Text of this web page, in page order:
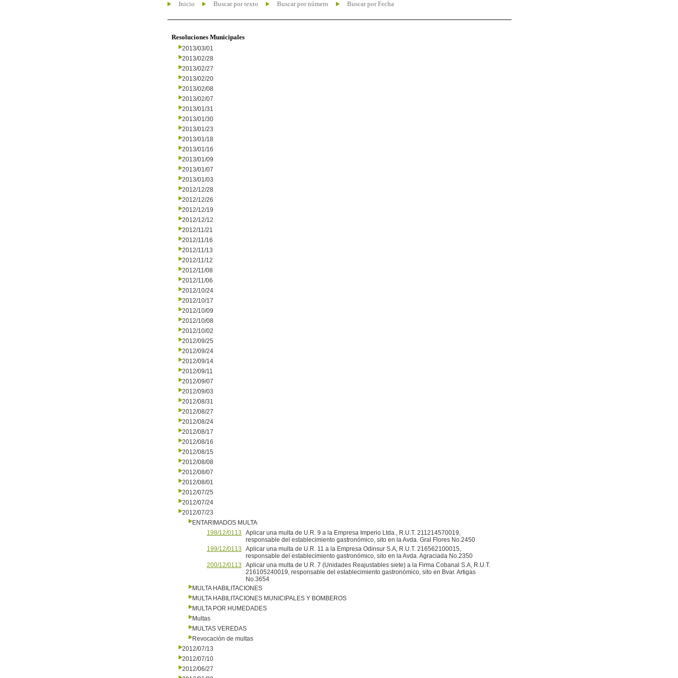
Inicio Buscar por texto Buscar por número Buscar por Fecha
Resoluciones Municipales
2013/03/01
2013/02/28
2013/02/27
2013/02/20
2013/02/08
2013/02/07
2013/01/31
2013/01/30
2013/01/23
2013/01/18
2013/01/16
2013/01/09
2013/01/07
2013/01/03
2012/12/28
2012/12/26
2012/12/19
2012/12/12
2012/11/21
2012/11/16
2012/11/13
2012/11/12
2012/11/08
2012/11/06
2012/10/24
2012/10/17
2012/10/09
2012/10/08
2012/10/02
2012/09/25
2012/09/24
2012/09/14
2012/09/11
2012/09/07
2012/09/03
2012/08/31
2012/08/27
2012/08/24
2012/08/17
2012/08/16
2012/08/15
2012/08/08
2012/08/07
2012/08/01
2012/07/25
2012/07/24
2012/07/23
ENTARIMADOS MULTA
198/12/0113
Aplicar una multa de U.R. 9 a la Empresa Imperio Ltda., R.U.T. 211214570019,
responsable del establecimiento gastronómico, sito en la Avda. Gral Flores No.2450
199/12/0113
Aplicar una multa de U.R. 11 a la Empresa Odinsur S.A, R.U.T. 216562100015,
responsable del establecimiento gastronómico, sito en la Avda. Agraciada No.2350
200/12/0113
Aplicar una multa de U.R. 7 (Unidades Reajustables siete) a la Firma Cobanal S.A, R.U.T.
216105240019, responsable del establecimiento gastronómico, sito en Bvar. Artigas
No.3654
MULTA HABILITACIONES
MULTA HABILITACIONES MUNICIPALES Y BOMBEROS
MULTA POR HUMEDADES
Multas
MULTAS VEREDAS
Revocación de multas
2012/07/13
2012/07/10
2012/06/27